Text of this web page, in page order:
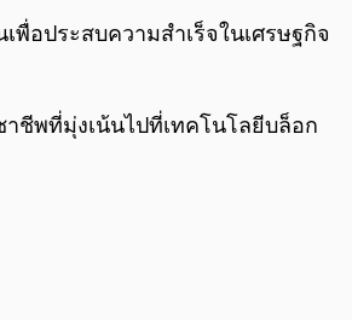
อประสบความสำเร็จในเศรษฐกิจ
ชีพที่มุ่งเน้นไปที่เทคโนโลยีบล็อก